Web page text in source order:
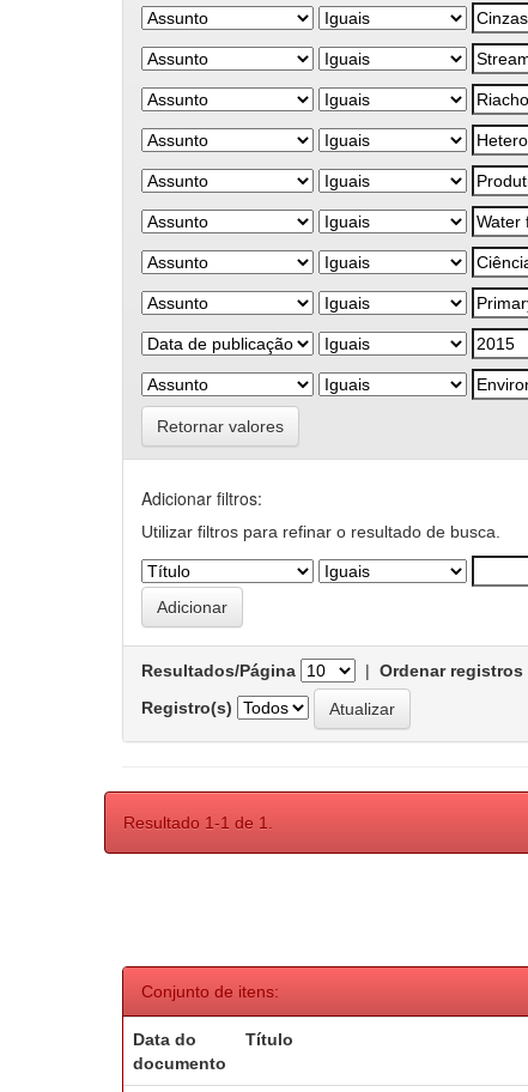
Retornar valores
Adicionar filtros:
Utilizar filtros para refinar o resultado de busca.
Resultados/Página | Ordenar registros
Registro(s)
Resultado 1-1 de 1.
Conjunto de itens:
Data do
documento
Título